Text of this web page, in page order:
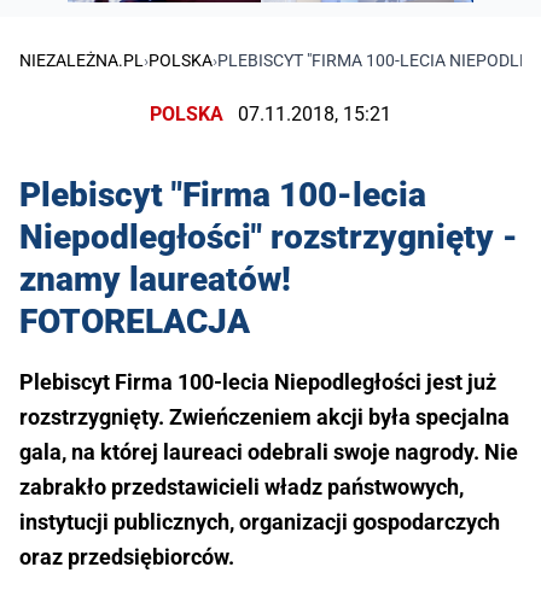
NIEZALEŻNA.PL ›POLSKA›PLEBISCYT "FIRMA 100-LECIA
POLSKA 07.11.2018, 15:21
Plebiscyt "Firma 100-lecia
Niepodległości" rozstrzygnięty -
znamy laureatów!
FOTORELACJA
Plebiscyt Firma 100-lecia Niepodległości jest już
rozstrzygnięty. Zwieńczeniem akcji była specjalna
gala, na której laureaci odebrali swoje nagrody. Nie
zabrakło przedstawicieli władz państwowych,
instytucji publicznych, organizacji gospodarczych
oraz przedsiębiorców.